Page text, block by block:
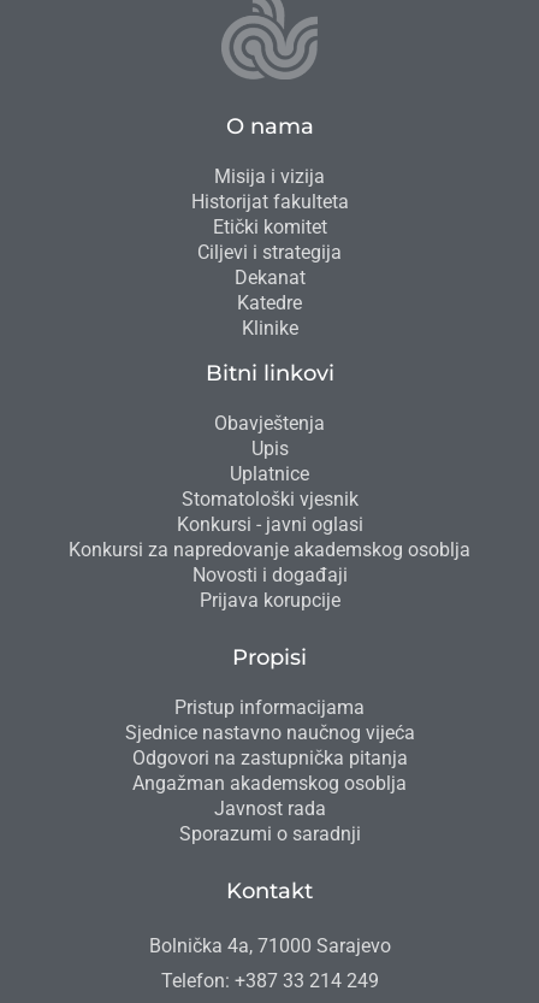
O nama
Misija i vizija
Historijat fakulteta
Etički komitet
Ciljevi i strategija
Dekanat
Katedre
Klinike
Bitni linkovi
Obavještenja
Upis
Uplatnice
Stomatološki vjesnik
Konkursi - javni oglasi
Konkursi za napredovanje akademskog osoblja
Novosti i događaji
Prijava korupcije
Propisi
Pristup informacijama
Sjednice nastavno naučnog vijeća
Odgovori na zastupnička pitanja
Angažman akademskog osoblja
Javnost rada
Sporazumi o saradnji
Kontakt
Bolnička 4a, 71000 Sarajevo
Telefon: +387 33 214 249